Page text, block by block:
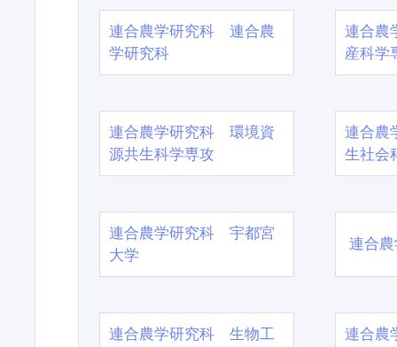
連合農学研究科 連合農
学研究科
連合農
産科学
連合農学研究科 環境資
源共生科学専攻
連合農
生社会
連合農学研究科 宇都宮
大学
連合
連合農学研究科 生物工
連合農